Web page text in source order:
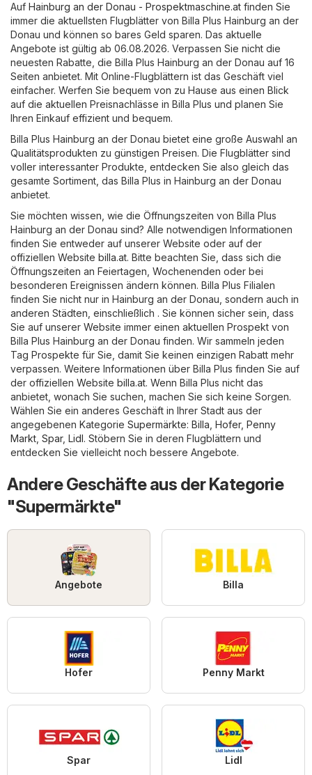
Auf Hainburg an der Donau - Prospektmaschine.at finden Sie
immer die aktuellsten Flugblätter von Billa Plus Hainburg an der
Donau und können so bares Geld sparen. Das aktuelle
Angebote ist gültig ab 06.08.2026. Verpassen Sie nicht die
neuesten Rabatte, die Billa Plus Hainburg an der Donau auf 16
Seiten anbietet. Mit Online-Flugblättern ist das Geschäft viel
einfacher. Werfen Sie bequem von zu Hause aus einen Blick
auf die aktuellen Preisnachlässe in Billa Plus und planen Sie
Ihren Einkauf effizient und bequem.
Billa Plus Hainburg an der Donau bietet eine große Auswahl an
Qualitätsprodukten zu günstigen Preisen. Die Flugblätter sind
voller interessanter Produkte, entdecken Sie also gleich das
gesamte Sortiment, das Billa Plus in Hainburg an der Donau
anbietet.
Sie möchten wissen, wie die Öffnungszeiten von Billa Plus
Hainburg an der Donau sind? Alle notwendigen Informationen
finden Sie entweder auf unserer Website oder auf der
offiziellen Website billa.at. Bitte beachten Sie, dass sich die
Öffnungszeiten an Feiertagen, Wochenenden oder bei
besonderen Ereignissen ändern können. Billa Plus Filialen
finden Sie nicht nur in Hainburg an der Donau, sondern auch in
anderen Städten, einschließlich . Sie können sicher sein, dass
Sie auf unserer Website immer einen aktuellen Prospekt von
Billa Plus Hainburg an der Donau finden. Wir sammeln jeden
Tag Prospekte für Sie, damit Sie keinen einzigen Rabatt mehr
verpassen. Weitere Informationen über Billa Plus finden Sie auf
der offiziellen Website billa.at. Wenn Billa Plus nicht das
anbietet, wonach Sie suchen, machen Sie sich keine Sorgen.
Wählen Sie ein anderes Geschäft in Ihrer Stadt aus der
angegebenen Kategorie Supermärkte: Billa Hofer, Penny
Markt Spar, Lidl. Stöbern Sie in deren Flugblättern und
entdecken Sie vielleicht noch bessere Angebote.
Andere Geschäfte aus der Kategorie
"Supermärkte"
Angebote Billa
Hofer Penny Markt
Spar Lidl